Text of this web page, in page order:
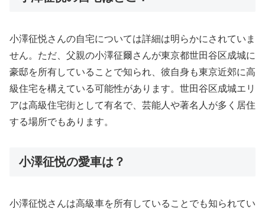
小澤征悦さんの自宅については詳細は明らかにされていま
せん。ただ、父親の小澤征爾さんが東京都世田谷区成城に
豪邸を所有していることで知られ、彼自身も東京近郊に高
級住宅を構えている可能性があります。世田谷区成城エリ
アは高級住宅街として有名で、芸能人や著名人が多く居住
する場所でもあります。
小澤征悦の愛車は？
小澤征悦さんは高級車を所有していることでも知られてい